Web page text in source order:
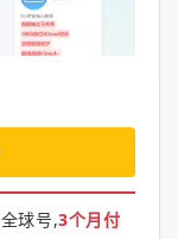
球号,3个月付